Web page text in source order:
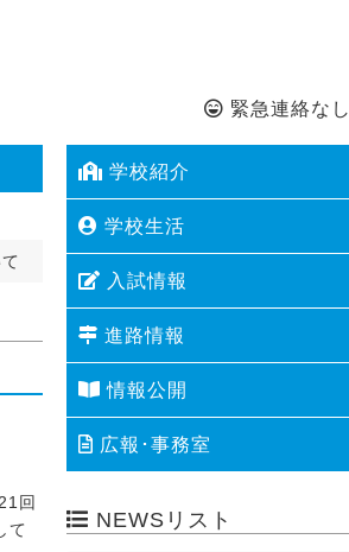
緊急連絡なし
回
て
学校紹介
学校生活
入試情報
進路情報
情報公開
広報･事務室
NEWSリスト